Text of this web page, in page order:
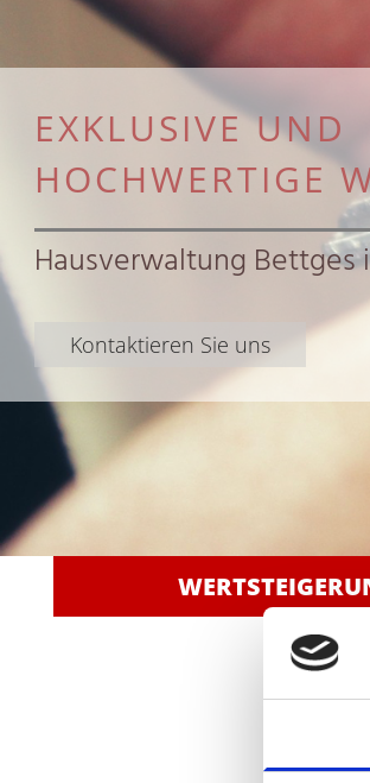
EXKLUSIVE UND
HOCHWERTIGE
Hausverwaltung Bettges
Kontaktieren Sie uns